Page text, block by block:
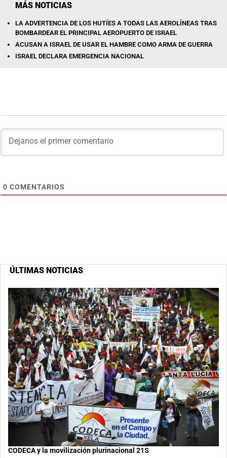
MÁS NOTICIAS
LA ADVERTENCIA DE LOS HUTÍES A TODAS LAS AEROLÍNEAS TRAS
BOMBARDEAR EL PRINCIPAL AEROPUERTO DE ISRAEL
ACUSAN A ISRAEL DE USAR EL HAMBRE COMO ARMA DE GUERRA
ISRAEL DECLARA EMERGENCIA NACIONAL
0 COMENTARIOS
ÚLTIMAS NOTICIAS
CODECA y la movilización plurinacional 21S